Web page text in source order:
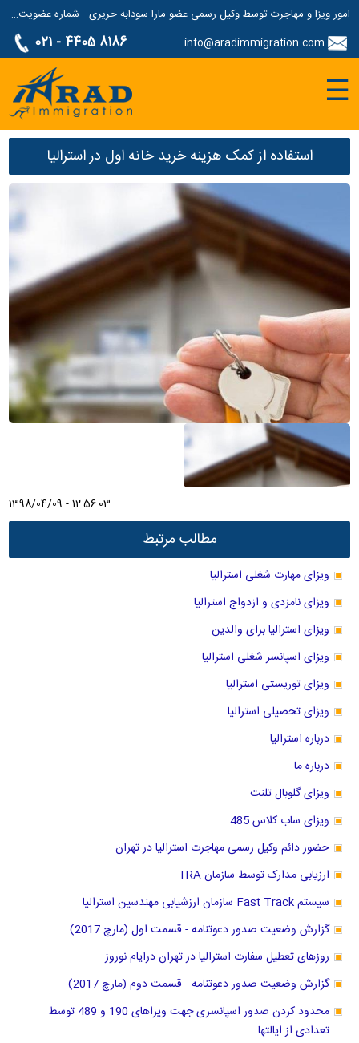
امور ویزا و مهاجرت توسط وکیل رسمی عضو مارا سودابه حریری - شماره عضویت مارا: 1687507
021 - 4405 8186 info@aradimmigration.com
☰
استفاده از کمک هزینه خرید خانه اول در استرالیا
1398/04/09 - 12:56:03
مطالب مرتبط
ویزای مهارت شغلی استرالیا
ویزای نامزدی و ازدواج استرالیا
ویزای استرالیا برای والدین
ویزای اسپانسر شغلی استرالیا
ویزای توریستی استرالیا
ویزای تحصیلی استرالیا
درباره استرالیا
درباره ما
ویزای گلوبال تلنت
ویزای ساب کلاس 485
حضور دائم وکیل رسمی مهاجرت استرالیا در تهران
ارزیابی مدارک توسط سازمان TRA
سیستم Fast Track سازمان ارزشیابی مهندسین استرالیا
گزارش وضعیت صدور دعوتنامه - قسمت اول (مارچ 2017)
روزهای تعطیل سفارت استرالیا در تهران درایام نوروز
گزارش وضعیت صدور دعوتنامه - قسمت دوم (مارچ 2017)
محدود کردن صدور اسپانسری جهت ویزاهای 190 و 489 توسط
تعدادی از ایالتها